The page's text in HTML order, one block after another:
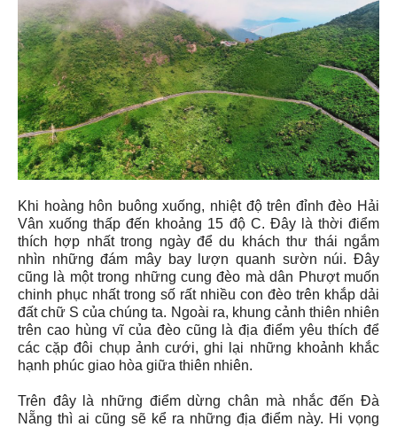
Khi hoàng hôn buông xuống, nhiệt độ trên đỉnh đèo Hải
Vân xuống thấp đến khoảng 15 độ C. Đây là thời điểm
thích hợp nhất trong ngày để du khách thư thái ngắm
nhìn những đám mây bay lượn quanh sườn núi. Đây
cũng là một trong những cung đèo mà dân Phượt muốn
chinh phục nhất trong số rất nhiều con đèo trên khắp dải
đất chữ S của chúng ta. Ngoài ra, khung cảnh thiên nhiên
trên cao hùng vĩ của đèo cũng là địa điểm yêu thích để
các cặp đôi chụp ảnh cưới, ghi lại những khoảnh khắc
hạnh phúc giao hòa giữa thiên nhiên.
Trên đây là những điểm dừng chân mà nhắc đến Đà
Nẵng thì ai cũng sẽ kể ra những địa điểm này. Hi vọng